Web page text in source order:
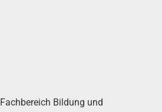
Bildung und